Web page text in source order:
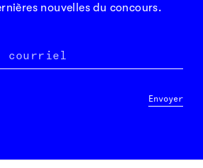
nouvelles du concours.
courriel
Envoyer